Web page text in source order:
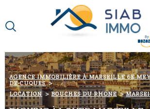
menu
contenu
AGENCE IMMOBILIÈRE À MARSEILLE 6E
DE-CUQUES
LOCATION
BOUCHES DU RHONE
VOTRE
TYPE
D'OFFRE
LOCATION